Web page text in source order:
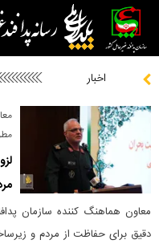
اخبار
معاون هماهنگ کننده سازمان
دقیق برای حفاظت از مردم و